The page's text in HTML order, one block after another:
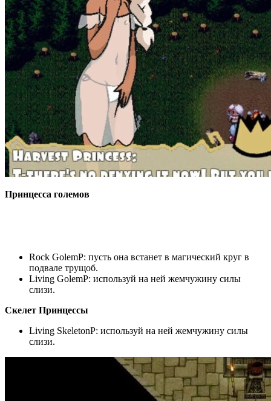
Принцесса големов
Rock GolemP: пусть она встанет в магический круг в
подвале трущоб.
Living GolemP: используй на ней жемчужину силы
слизи.
Скелет Принцессы
Living SkeletonP: используй на ней жемчужину силы
слизи.